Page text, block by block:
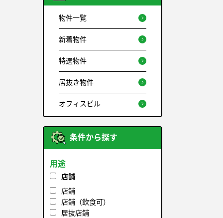
物件一覧
新着物件
特選物件
居抜き物件
オフィスビル
条件から探す
用途
店舗
店舗
店舗（飲食可）
居抜店舗